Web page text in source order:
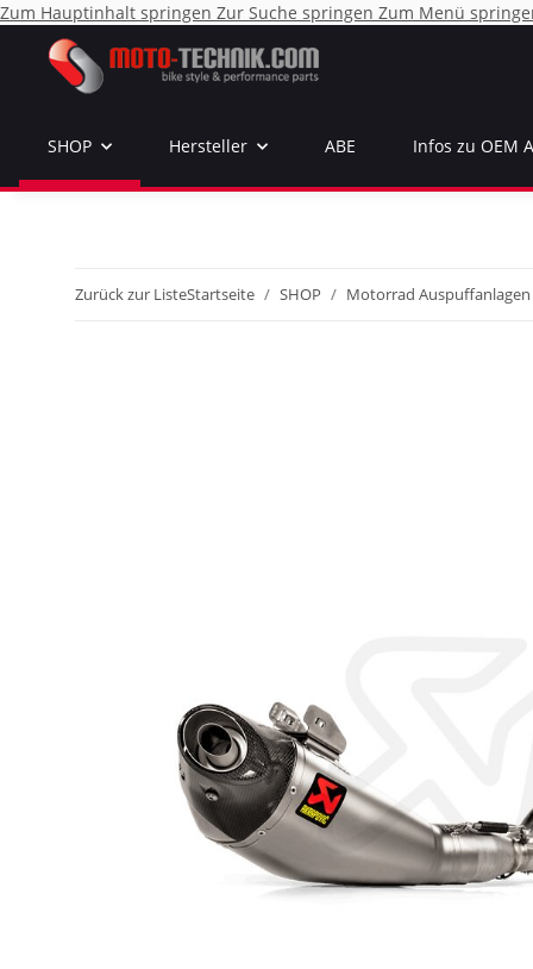
Zum Hauptinhalt springen Zur Suche springen Zum Menü
SHOP Hersteller ABE Infos zu OEM
Zurück zur ListeStartseite SHOP Motorrad Auspuffanlagen